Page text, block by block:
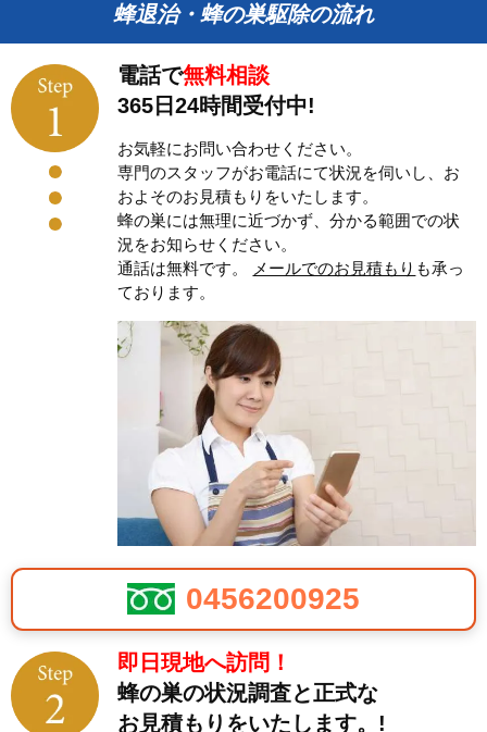
蜂退治・蜂の巣駆除の流れ
電話で無料相談
365日24時間受付中!
お気軽にお問い合わせください。
専門のスタッフがお電話にて状況を伺いし、お
およそのお見積もりをいたします。
蜂の巣には無理に近づかず、分かる範囲での状
況をお知らせください。
通話は無料です。
メールでのお見積もり も承っ
ております。
0456200925
即日現地へ訪問！
蜂の巣の状況調査と正式な
お見積もりをいたします。!